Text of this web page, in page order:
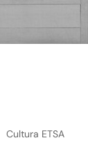
Cultura ETSA